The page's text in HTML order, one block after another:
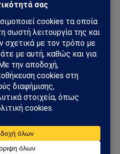
Ριάντ προετοιμάζει μεγάλη
επίκεντρο Ερυθρά Θάλασσα και
κλοιός στα Μέγαρα –
με τις φλόγες
από συρμό του Προαστιακού –
της
βομβαρδισμών μετά την
Η Μέση Ανατολή εισέρχεται σε